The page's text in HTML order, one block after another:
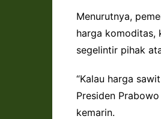
Menurutnya,
harga komoditas,
segelintir pihak
“Kalau harga
Presiden
kemarin.